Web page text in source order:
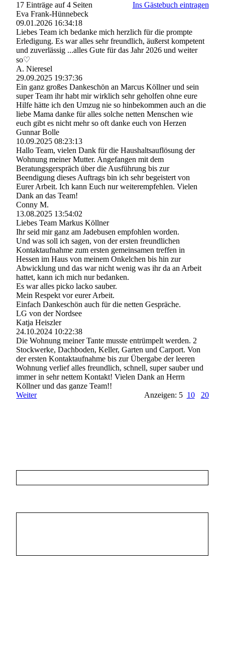
17 Einträge auf 4 Seiten
Ins Gästebuch eintragen
Eva Frank-Hünnebeck
09.01.2026 16:34:18
Liebes Team ich bedanke mich herzlich für die prompte
Erledigung. Es war alles sehr freundlich, äußerst kompetent
und zuverlässig ...alles Gute für das Jahr 2026 und weiter
so♡
A. Nieresel
29.09.2025 19:37:36
Ein ganz großes Dankeschön an Marcus Köllner und sein
super Team ihr habt mir wirklich sehr geholfen ohne eure
Hilfe hätte ich den Umzug nie so hinbekommen auch an die
liebe Mama danke für alles solche netten Menschen wie
euch gibt es nicht mehr so oft danke euch von Herzen
Gunnar Bolle
10.09.2025 08:23:13
Hallo Team, vielen Dank für die Haushaltsauflösung der
Wohnung meiner Mutter. Angefangen mit dem
Beratungsgerspräch über die Ausführung bis zur
Beendigung dieses Auftrags bin ich sehr begeistert von
Eurer Arbeit. Ich kann Euch nur weiterempfehlen. Vielen
Dank an das Team!
Conny M.
13.08.2025 13:54:02
Liebes Team Markus Köllner
Ihr seid mir ganz am Jadebusen empfohlen worden.
Und was soll ich sagen, von der ersten freundlichen
Kontaktaufnahme zum ersten gemeinsamen treffen in
Hessen im Haus von meinem Onkelchen bis hin zur
Abwicklung und das war nicht wenig was ihr da an Arbeit
hattet, kann ich mich nur bedanken.
Es war alles picko lacko sauber.
Mein Respekt vor eurer Arbeit.
Einfach Dankeschön auch für die netten Gespräche.
LG von der Nordsee
Katja Heiszler
24.10.2024 10:22:38
Die Wohnung meiner Tante musste entrümpelt werden. 2
Stockwerke, Dachboden, Keller, Garten und Carport. Von
der ersten Kontaktaufnahme bis zur Übergabe der leeren
Wohnung verlief alles freundlich, schnell, super sauber und
immer in sehr nettem Kontakt! Vielen Dank an Herrn
Köllner und das ganze Team!!
Weiter
Anzeigen: 5 10 20